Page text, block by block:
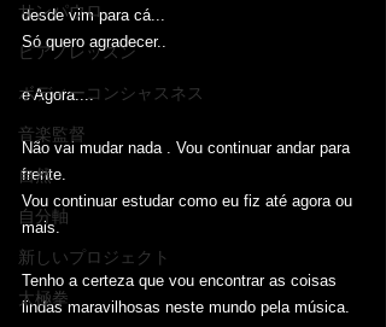
サンパウロ
ピアノレッスン
ボディーコンシャスネス
音楽監督
自然
自分軸
新しいプロジェクト
太極拳
desde vim para cá...
Só quero agradecer..
e Agora....
Não vai mudar nada . Vou continuar andar para
frente.
Vou continuar estudar como eu fiz até agora ou
mais.
Tenho a certeza que vou encontrar as coisas
lindas maravilhosas neste mundo pela música.